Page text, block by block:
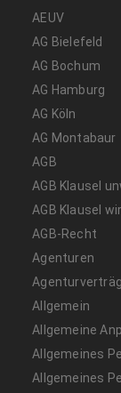
AEUV
AG Bielefeld
AG Bochum
AG Hamburg
AG Köln
AG Montabaur
AGB
AGB Klausel
AGB Klausel
AGB-Recht
Agenturen
Allgemein
Allgemeine
Allgemeines
Allgemeines